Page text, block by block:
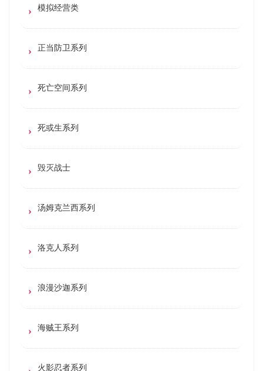
模拟经营类
正当防卫系列
死亡空间系列
死或生系列
毁灭战士
汤姆克兰西系列
洛克人系列
浪漫沙迦系列
海贼王系列
火影忍者系列